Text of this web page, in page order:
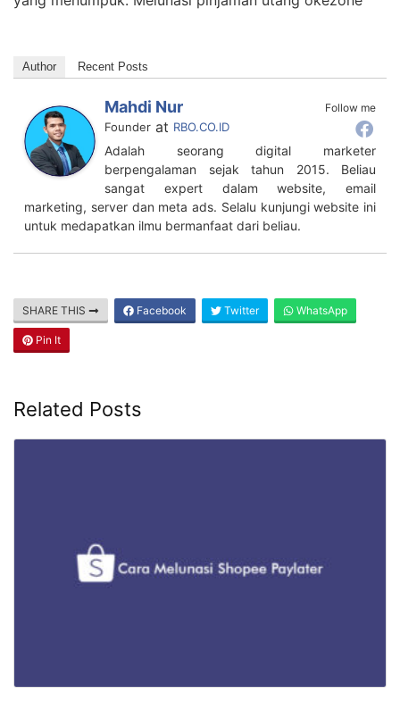
Melunasi hal kilat korbankan. Cara melunasi hutang
Recent Posts
Follow me
Mahdi Nur
Founder RBO.CO.ID
Adalah seorang digital marketer
berpengalaman sejak tahun 2015. Beliau
sangat expert dalam website, email
untuk medapatkan ilmu bermanfaat dari beliau.
SHARE THIS
Related Posts